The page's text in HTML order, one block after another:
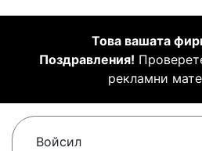
Това вашата
Поздравления!
рекламни
Войсил